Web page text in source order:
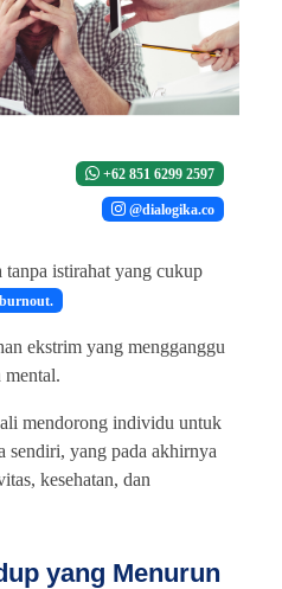
+62 851 6299 2597
@dialogika.co
istirahat yang cukup
burnout.
ekstrim yang mengganggu
mental.
mendorong individu untuk
sendiri, yang pada akhirnya
kesehatan, dan
yang Menurun